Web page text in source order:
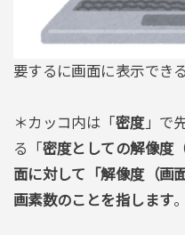
要するに画面に表示でき
＊カッコ内は「密度」で
る「密度としての解像度
面に対して「解像度（画
画素数のことを指します。